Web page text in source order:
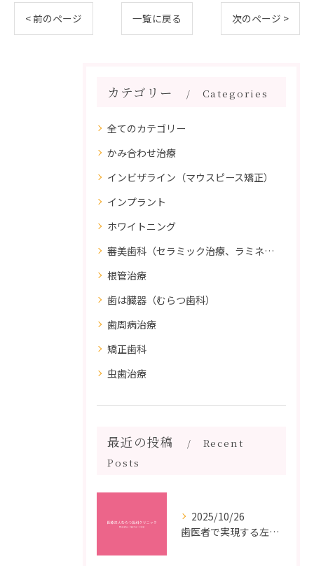
< 前のページ 一覧に戻る 次のページ >
カテゴリー Categories
全てのカテゴリー
かみ合わせ治療
インビザライン（マウスピース矯正）
インプラント
ホワイトニング
審美歯科（セラミック治療、ラミネートべニア、ダイレクトボンディング）
根管治療
歯は臓器（むらつ歯科）
歯周病治療
矯正歯科
虫歯治療
最近の投稿
Recent
Posts
2025/10/26
歯医者で実現する左右対称治療のポイントと矯正治療選びの疑問解決ガイド